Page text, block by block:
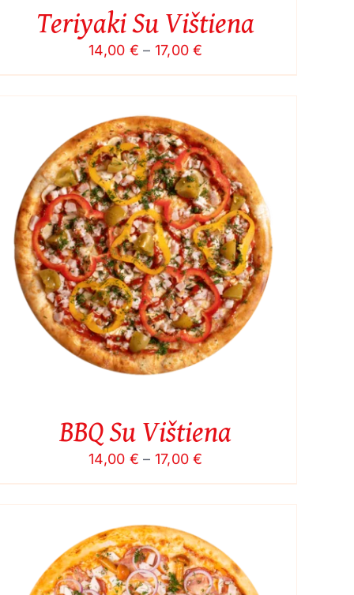
Teriyaki Su Vištiena
14,00 € – 17,00€
range:
14,00 €
17,00 €
BBQ Su Vištiena
14,00 € – 17,00€
range:
14,00 €
17,00 €